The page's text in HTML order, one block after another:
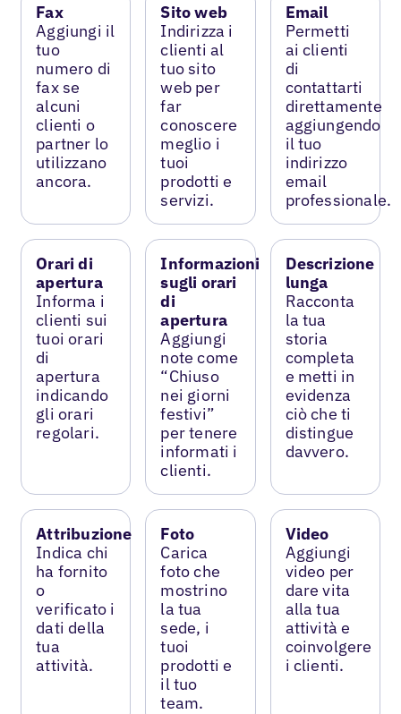
Fax
Aggiungi il
tuo
numero di
fax se
alcuni
clienti o
partner lo
utilizzano
ancora.
Sito web
Indirizza i
clienti al
tuo sito
web per
far
conoscere
meglio i
tuoi
prodotti e
servizi.
Email
Permetti
ai clienti
di
contattarti
direttamente
aggiungendo
il tuo
indirizzo
email
professionale.
Orari di
apertura
Informa i
clienti sui
tuoi orari
di
apertura
indicando
gli orari
regolari.
Informazioni
sugli orari
di
apertura
Aggiungi
note come
“Chiuso
nei giorni
festivi”
per tenere
informati i
clienti.
Descrizione
lunga
Racconta
la tua
storia
completa
e metti in
evidenza
ciò che ti
distingue
davvero.
Attribuzione
Indica chi
ha fornito
o
verificato i
dati della
tua
attività.
Foto
Carica
foto che
mostrino
la tua
sede, i
tuoi
prodotti e
il tuo
team.
Video
Aggiungi
video per
dare vita
alla tua
attività e
coinvolgere
i clienti.